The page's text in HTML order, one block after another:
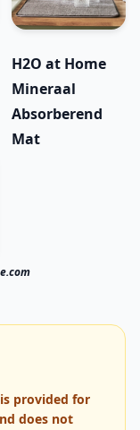
H2O at Home
Mineraal
Absorberend
Mat
provided for
does not